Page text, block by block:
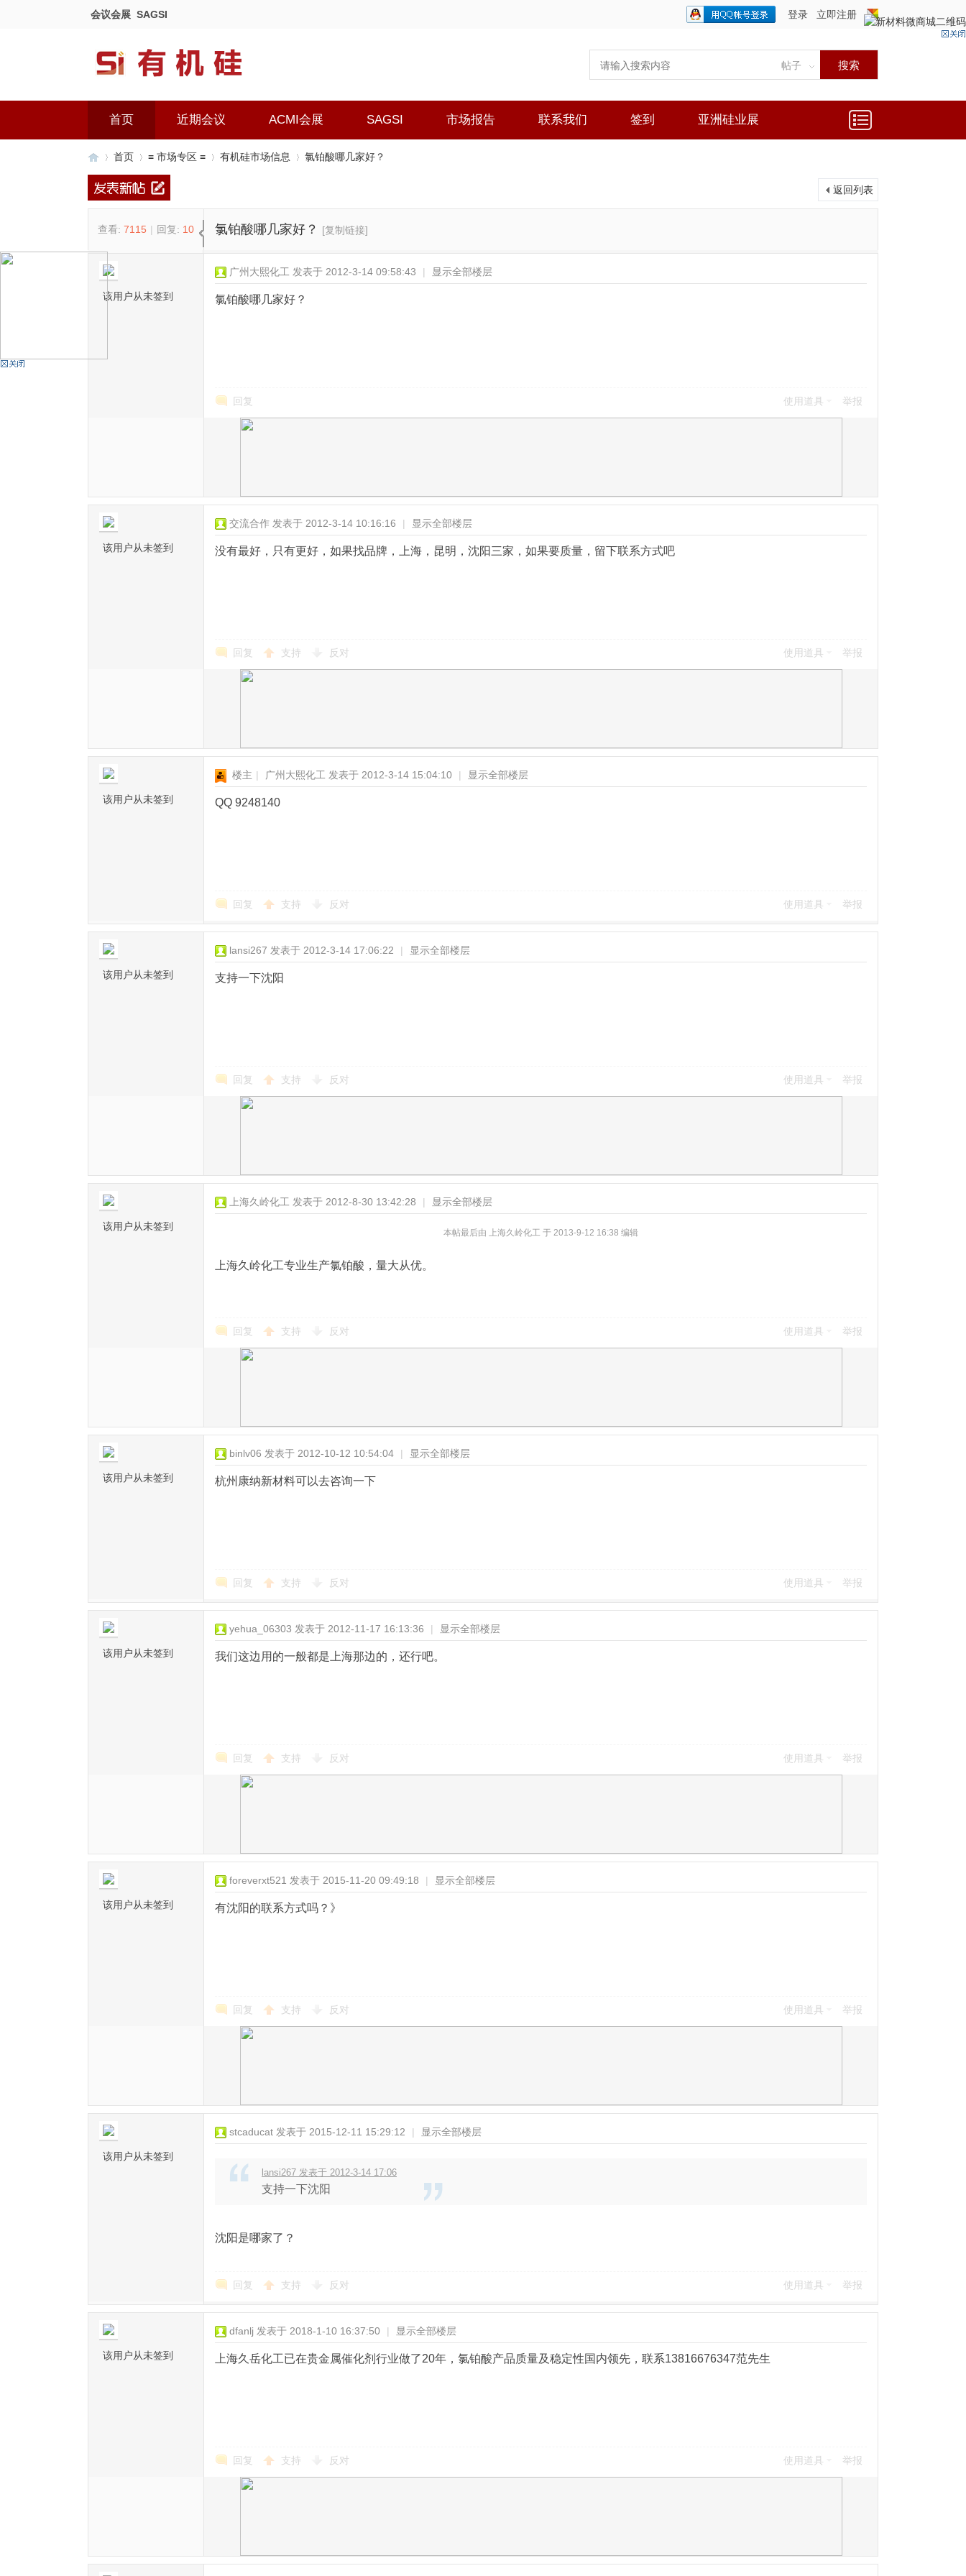
会议会展 SAGSI 登录
立即注册
帖子 搜索
首页 近期会议 ACMI会展 SAGSI 市场报告 联系我们 签到 亚洲硅业展
机
硅
首页 ≡ 市场专区 ≡ 有机硅市场信息 氯铂酸哪几家好？
返回列表
查看: 7115 | 回复: 10 氯铂酸哪几家好？ [复制链接]
该用户从未签到
广州大熙化工 发表于 2012-3-14 09:58:43 | 显示全部楼层
氯铂酸哪几家好？
回复 使用道具 举报
该用户从未签到
交流合作 发表于 2012-3-14 10:16:16 | 显示全部楼层
没有最好，只有更好，如果找品牌，上海，昆明，沈阳三家，如果要质量，留下联系方式吧
回复 支持 反对 使用道具 举报
该用户从未签到
楼主 | 广州大熙化工 发表于 2012-3-14 15:04:10 | 显示全部楼层
QQ 9248140
回复 支持 反对 使用道具 举报
该用户从未签到
lansi267 发表于 2012-3-14 17:06:22 | 显示全部楼层
支持一下沈阳
回复 支持 反对 使用道具 举报
该用户从未签到
上海久岭化工 发表于 2012-8-30 13:42:28 | 显示全部楼层
本帖最后由 上海久岭化工 于 2013-9-12 16:38 编辑
上海久岭化工专业生产氯铂酸，量大从优。
回复 支持 反对 使用道具 举报
该用户从未签到
binlv06 发表于 2012-10-12 10:54:04 | 显示全部楼层
杭州康纳新材料可以去咨询一下
回复 支持 反对 使用道具 举报
该用户从未签到
yehua_06303 发表于 2012-11-17 16:13:36 | 显示全部楼层
我们这边用的一般都是上海那边的，还行吧。
回复 支持 反对 使用道具 举报
该用户从未签到
foreverxt521 发表于 2015-11-20 09:49:18 | 显示全部楼层
有沈阳的联系方式吗？》
回复 支持 反对 使用道具 举报
该用户从未签到
stcaducat 发表于 2015-12-11 15:29:12 | 显示全部楼层
lansi267 发表于 2012-3-14 17:06
支持一下沈阳
沈阳是哪家了？
回复 支持 反对 使用道具 举报
该用户从未签到
dfanlj 发表于 2018-1-10 16:37:50 | 显示全部楼层
上海久岳化工已在贵金属催化剂行业做了20年，氯铂酸产品质量及稳定性国内领先，联系13816676347范先生
回复 支持 反对 使用道具 举报